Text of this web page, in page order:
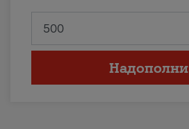
Надополни